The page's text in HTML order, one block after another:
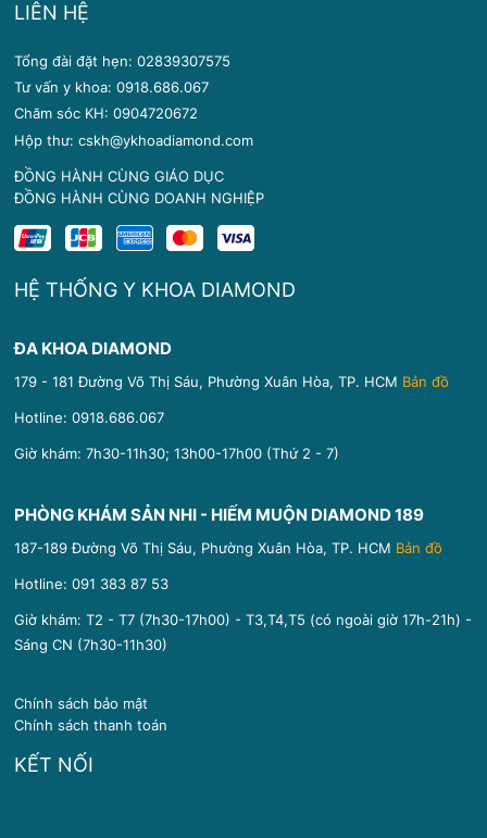
LIÊN HỆ
Tổng đài đặt hẹn: 02839307575
Tư vấn y khoa: 0918.686.067
Chăm sóc KH: 0904720672
Hộp thư: cskh@ykhoadiamond.com
ĐỒNG HÀNH CÙNG GIÁO DỤC
ĐỒNG HÀNH CÙNG DOANH NGHIỆP
HỆ THỐNG Y KHOA DIAMOND
ĐA KHOA DIAMOND
179 - 181 Đường Võ Thị Sáu, Phường Xuân Hòa, TP. HCM Bản đồ
Hotline:0918.686.067
Giờ khám: 7h30-11h30; 13h00-17h00 (Thứ 2 - 7)
PHÒNG KHÁM SẢN NHI - HIẾM MUỘN DIAMOND 189
187-189 Đường Võ Thị Sáu, Phường Xuân Hòa, TP. HCM Bản đồ
Hotline:091 383 87 53
Giờ khám: T2 - T7 (7h30-17h00) - T3,T4,T5 (có ngoài giờ 17h-21h) -
Sáng CN (7h30-11h30)
Chính sách bảo mật
Chính sách thanh toán
KẾT NỐI